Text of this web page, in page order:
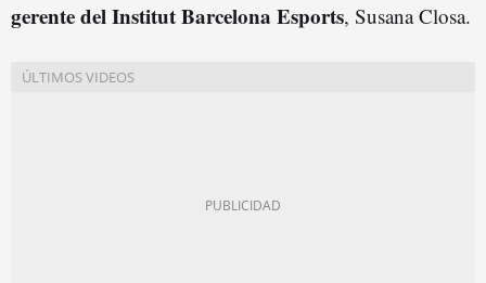
gerente del Institut Barcelona Esports, Susana Closa.